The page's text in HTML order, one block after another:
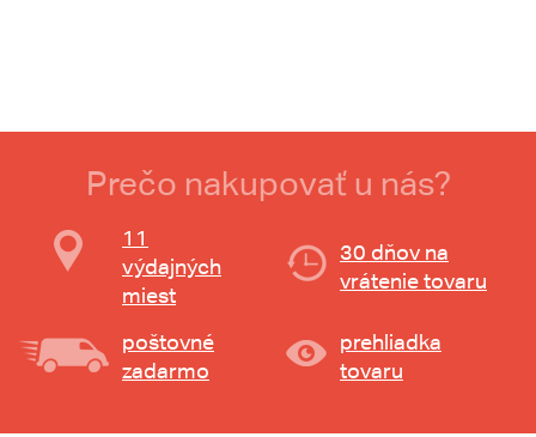
Prečo nakupovať u nás?
11
výdajných
miest
30 dňov na
vrátenie tovaru
poštovné
zadarmo
prehliadka
tovaru